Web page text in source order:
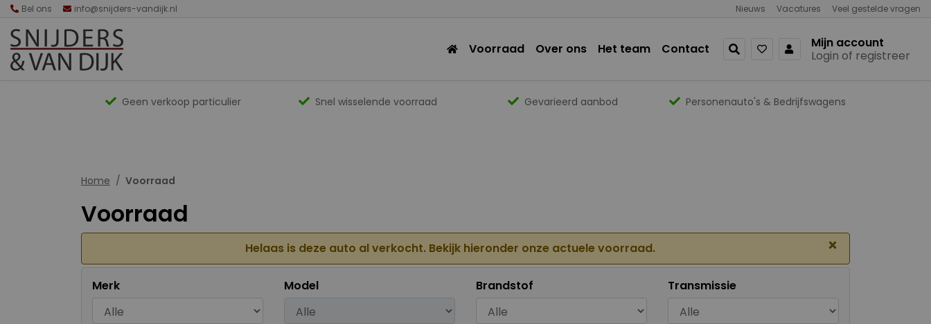
Bel ons info@snijders-vandijk.nl Nieuws Vacatures Veel gestelde vragen
Voorraad Over ons Het team Contact
Mijn account
Login of registreer
Geen verkoop particulier Snel wisselende voorraad Gevarieerd aanbod Personenauto's & Bedrijfswagens
Home Voorraad
Voorraad
Helaas is deze auto al verkocht. Bekijk hieronder onze actuele voorraad. ×
Merk Model Brandstof Transmissie